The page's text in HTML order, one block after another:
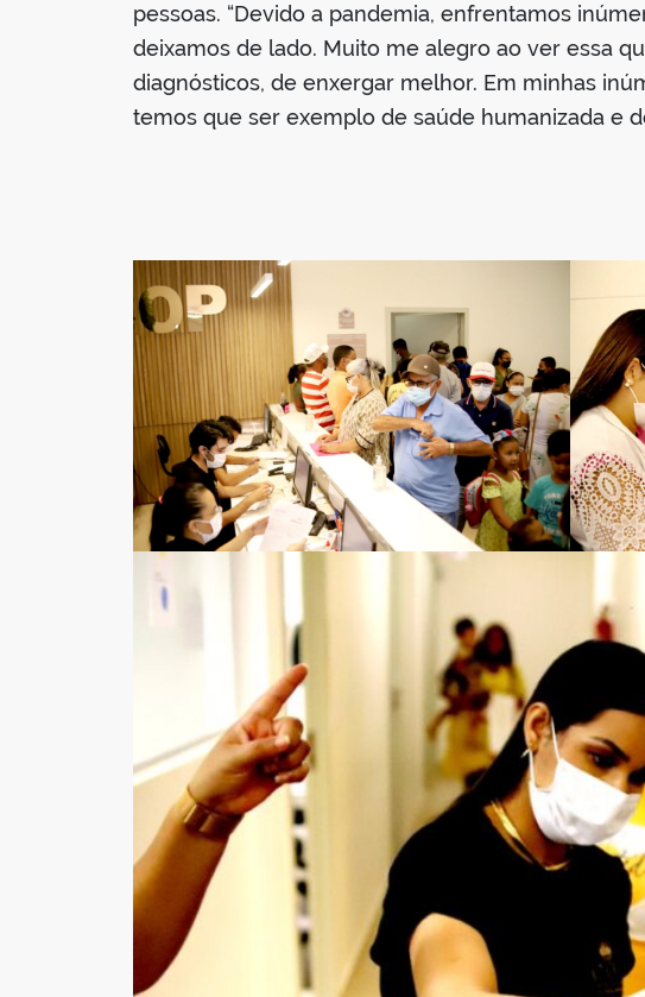
pessoas. “Devido a pandemia, enfrentamos
deixamos de lado. Muito me alegro ao ver essa
diagnósticos, de enxergar melhor. Em minhas
temos que ser exemplo de saúde humanizada e